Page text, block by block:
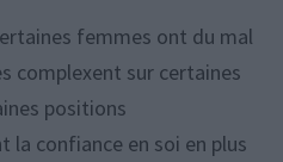
femmes ont du mal
complexent sur certaines
positions
la confiance en soi en plus